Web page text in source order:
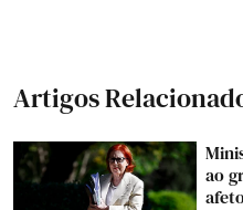
Artigos
ao